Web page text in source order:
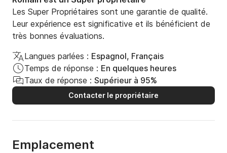
Les Super Propriétaires sont une garantie de qualité.
Leur expérience est significative et ils bénéficient de
très bonnes évaluations.
Langues parlées : Espagnol, Français
Temps de réponse : En quelques heures
Taux de réponse : Supérieur à 95%
Contacter le propriétaire
Emplacement